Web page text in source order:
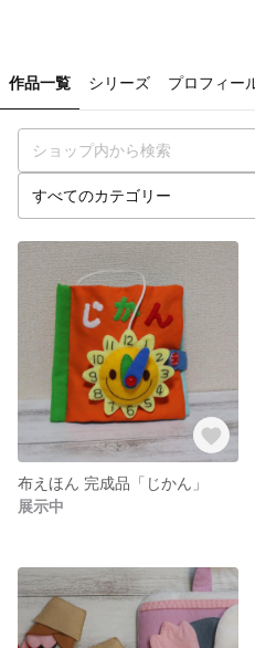
作品一覧 シリーズ プロフィー
布えほん 完成品「じかん」
展示中